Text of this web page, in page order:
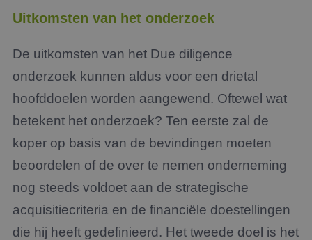
Uitkomsten van het onderzoek
De uitkomsten van het Due diligence
onderzoek kunnen aldus voor een drietal
hoofddoelen worden aangewend. Oftewel wat
betekent het onderzoek? Ten eerste zal de
koper op basis van de bevindingen moeten
beoordelen of de over te nemen onderneming
nog steeds voldoet aan de strategische
acquisitiecriteria en de financiële doestellingen
die hij heeft gedefinieerd. Het tweede doel is het